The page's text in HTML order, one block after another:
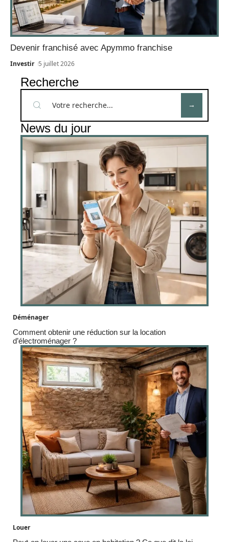
Devenir franchisé avec Apymmo franchise
Investir 5 juillet 2026
Recherche
News du jour
Déménager
Comment obtenir une réduction sur la location
d’électroménager ?
Louer